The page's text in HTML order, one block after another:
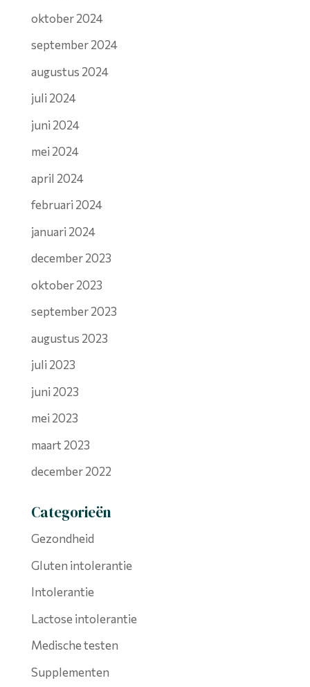
oktober 2024
september 2024
augustus 2024
juli 2024
juni 2024
mei 2024
april 2024
februari 2024
januari 2024
december 2023
oktober 2023
september 2023
augustus 2023
juli 2023
juni 2023
mei 2023
maart 2023
december 2022
Categorieën
Gezondheid
Gluten intolerantie
Intolerantie
Lactose intolerantie
Medische testen
Supplementen